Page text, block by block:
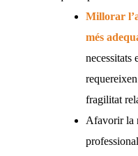
Millorar
més
necessitats
fragilitat
Afavorir la